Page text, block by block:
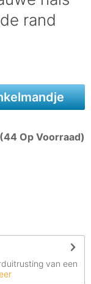
rand
Op Voorraad)
van een